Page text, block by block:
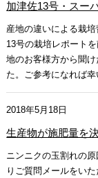
加津佐13号・スー
産地の違いによる栽
13号の栽培レポート
地のお客様方から聞
た。ご参考になれば
2018年5月18日
生産物が施肥量を
ニンニクの玉割れの
りご質問メールをい